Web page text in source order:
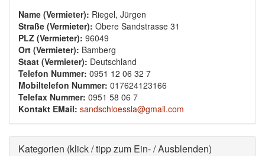
Name (Vermieter): Riegel, Jürgen
Straße (Vermieter): Obere Sandstrasse 31
PLZ (Vermieter): 96049
Ort (Vermieter): Bamberg
Staat (Vermieter): Deutschland
Telefon Nummer: 0951 12 06 32 7
Mobiltelefon Nummer: 017624123166
Telefax Nummer: 0951 58 06 7
Kontakt EMail: sandschloessla@gmail.com
Ausblenden
Kategorien (klick / tipp zum Ein- / Ausblenden)